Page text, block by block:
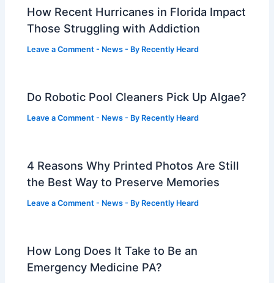
How Recent Hurricanes in Florida Impact
Those Struggling with Addiction
Leave a Comment - News - By Recently Heard
Do Robotic Pool Cleaners Pick Up Algae?
Leave a Comment - News - By Recently Heard
4 Reasons Why Printed Photos Are Still
the Best Way to Preserve Memories
Leave a Comment - News - By Recently Heard
How Long Does It Take to Be an
Emergency Medicine PA?